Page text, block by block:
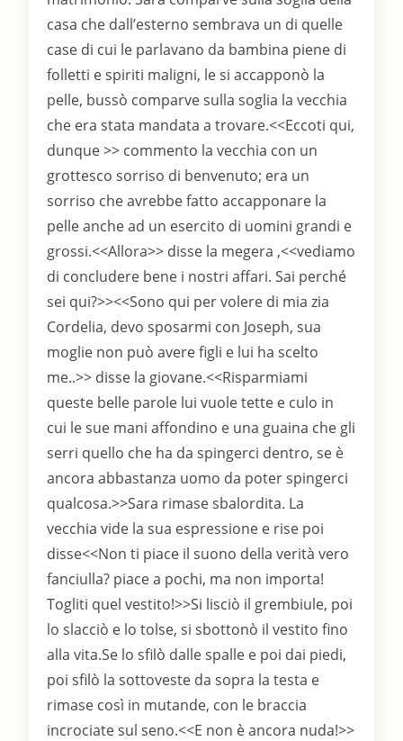
casa che dall’esterno sembrava un di quelle
case di cui le parlavano da bambina piene di
folletti e spiriti maligni, le si accapponò la
pelle, bussò comparve sulla soglia la vecchia
che era stata mandata a trovare.<<Eccoti qui,
dunque >> commento la vecchia con un
grottesco sorriso di benvenuto; era un
sorriso che avrebbe fatto accapponare la
pelle anche ad un esercito di uomini grandi e
grossi.<<Allora>> disse la megera ,<<vediamo
di concludere bene i nostri affari. Sai perché
sei qui?>><<Sono qui per volere di mia zia
Cordelia, devo sposarmi con Joseph, sua
moglie non può avere figli e lui ha scelto
me..>> disse la giovane.<<Risparmiami
queste belle parole lui vuole tette e culo in
cui le sue mani affondino e una guaina che gli
serri quello che ha da spingerci dentro, se è
ancora abbastanza uomo da poter spingerci
qualcosa.>>Sara rimase sbalordita. La
vecchia vide la sua espressione e rise poi
disse<<Non ti piace il suono della verità vero
fanciulla? piace a pochi, ma non importa!
Togliti quel vestito!>>Si lisciò il grembiule, poi
lo slacciò e lo tolse, si sbottonò il vestito fino
alla vita.Se lo sfilò dalle spalle e poi dai piedi,
poi sfilò la sottoveste da sopra la testa e
rimase così in mutande, con le braccia
incrociate sul seno.<<E non è ancora nuda!>>